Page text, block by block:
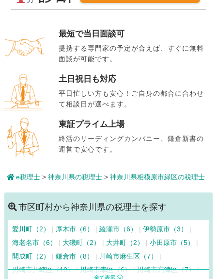
最短で当日面談可
提携する専門家の予定が合えば、すぐに無料
面談が可能です。
土日祝日も対応
平日忙しい方も安心！ご自身の都合に合わせ
て相談日が選べます。
東証プライム上場
終活のリーディングカンパニー、鎌倉新書の
運営で安心です。
e税理士> 神奈川県の税理士> 神奈川県相模原市緑区の税理士
市区町村から神奈川県の税理士を探す
愛川町（2） 厚木市（6） 綾瀬市（6）
伊勢原市（3）
海老名市（6）
大磯町（2） 大井町（2）
小田原市（5）
開成町（2）
鎌倉市（8）
川崎市麻生区（7）
川崎市川崎区（10） 川崎市幸区（6） 川崎市高津区（7）